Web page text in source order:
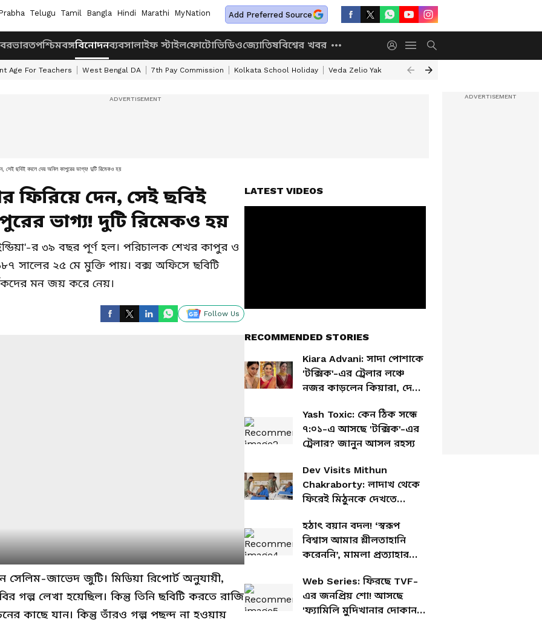
Telugu Tamil Bangla Hindi Marathi MyNation Add Preferred Source
ভারতপশ্চিমবঙ্গবিনোদনব্যবসালাইফ স্টাইলফোটোভিডিওজ্যোতিষবিশ্বের খবর
Age For Teachers West Bengal DA 7th Pay Commission Kolkata School Holiday Veda Zelio Yakuza Komaki EV Under Rs 50K
সেই ছবিই বদলে দেয় অনিল কাপুরের ভাগ্য! দুটি রিমেকও হয়
ফিরিয়ে দেন, সেই ছবিই
ভাগ্য! দুটি রিমেকও হয়
র ৩৯ বছর পূর্ণ হল। পরিচালক শেখর কাপুর ও
সালের ২৫ মে মুক্তি পায়। বক্স অফিসে ছবিটি
মন জয় করে নেয়।
Follow Us
সেলিম-জাভেদ জুটি। মিডিয়া রিপোর্ট অনুযায়ী,
গল্প লেখা হয়েছিল। কিন্তু তিনি ছবিটি করতে রাজি
কাছে যান। কিন্তু তাঁরও গল্প পছন্দ না হওয়ায়
LATEST VIDEOS
RECOMMENDED STORIES
Kiara Advani: সাদা পোশাকে
'টক্সিক'-এর ট্রেলার লঞ্চে
নজর কাড়লেন কিয়ারা, দেখুন
Yash Toxic: কেন ঠিক সন্ধে
৭:০১-এ আসছে 'টক্সিক'-এর
ট্রেলার? জানুন আসল রহস্য
Dev Visits Mithun
Chakraborty: লাদাখ থেকে
ফিরেই মিঠুনকে দেখতে
টেনে কী বললেন অভিনেতা?
হঠাৎ বয়ান বদল! ‘স্বরূপ
বিশ্বাস আমার শ্লীলতাহানি
করেননি’, মামলা প্রত্যাহার
Web Series: ফিরছে TVF-
এর জনপ্রিয় শো! আসছে
'ফ্যামিলি মুদিখানার দোকান'-